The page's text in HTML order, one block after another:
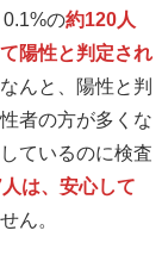
の約120人
陽性と判定され
んと、陽性と判
者の方が多くな
ているのに検査
は、安心して
ん。